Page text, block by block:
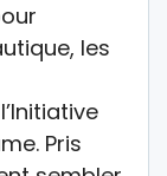
les
Pris